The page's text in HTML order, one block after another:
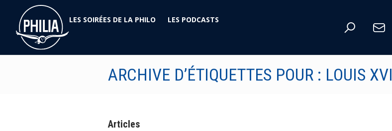
LES SOIRÉES DE LA PHILO
LES PODCASTS
ARCHIVE D’ÉTIQUETTES POUR : LOUIS XVI
Articles